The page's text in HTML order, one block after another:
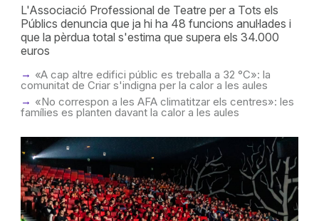
L'Associació Professional de Teatre per a Tots els
Públics denuncia que ja hi ha 48 funcions anul·lades i
que la pèrdua total s'estima que supera els 34.000
euros
«A cap altre edifici públic es treballa a 32 °C»: la
comunitat de Criar s'indigna per la calor a les aules
«No correspon a les AFA climatitzar els centres»: les
famílies es planten davant la calor a les aules